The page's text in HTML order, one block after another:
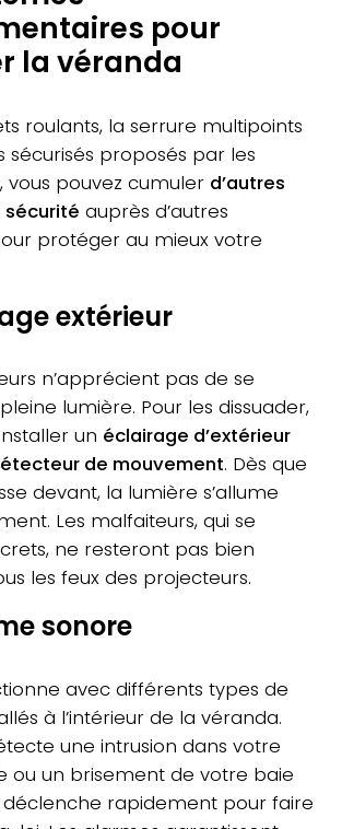
pour
la véranda
roulants, la serrure multipoints
sécurisés proposés par les
vous pouvez cumuler d’autres
auprès d’autres
protéger au mieux votre
extérieur
n’apprécient pas de se
lumière. Pour les dissuader,
un éclairage d’extérieur
de mouvement. Dès que
devant, la lumière s’allume
Les malfaiteurs, qui se
ne resteront pas bien
les feux des projecteurs.
sonore
avec différents types de
à l’intérieur de la véranda.
une intrusion dans votre
ou un brisement de votre baie
déclenche rapidement pour faire